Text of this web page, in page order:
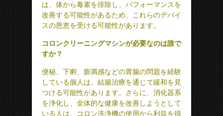
は、体から毒素を排除し、パフォーマンスを
改善する可能性があるため、これらのデバイ
スの恩恵を受ける可能性があります。
コロンクリーニングマシンが必要なのは誰で
すか？
便秘、下痢、膨満感などの胃腸の問題を経験
している個人は、結腸治療を通じて緩和を見
つける可能性があります。さらに、消化器系
を浄化し、全体的な健康を改善しようとして
いる人は、コロン洗浄機の使用から利益を得